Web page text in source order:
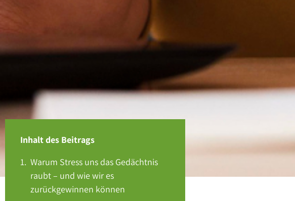
Inhalt des Beitrags
Warum Stress uns das Gedächtnis
raubt – und wie wir es
zurückgewinnen können